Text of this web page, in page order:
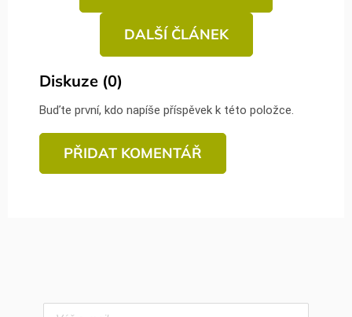
DALŠÍ ČLÁNEK
Diskuze (0)
Buďte první, kdo napíše příspěvek k této položce.
PŘIDAT KOMENTÁŘ